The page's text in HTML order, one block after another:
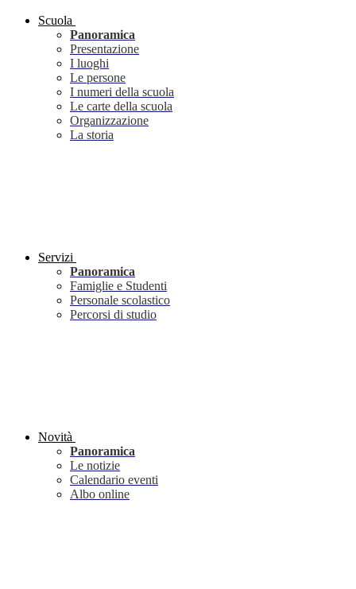
Scuola
Panoramica
Presentazione
I luoghi
Le persone
I numeri della scuola
Le carte della scuola
Organizzazione
La storia
Servizi
Panoramica
Famiglie e Studenti
Personale scolastico
Percorsi di studio
Novità
Panoramica
Le notizie
Calendario eventi
Albo online